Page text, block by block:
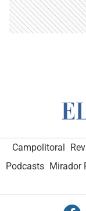
Campolitoral
Podcasts Mirador